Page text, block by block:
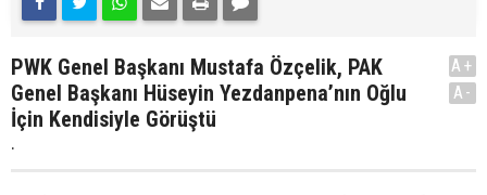
PWK Genel Başkanı Mustafa Özçelik, PAK
Genel Başkanı Hüseyin Yezdanpena’nın Oğlu
İçin Kendisiyle Görüştü
.
A+
A-